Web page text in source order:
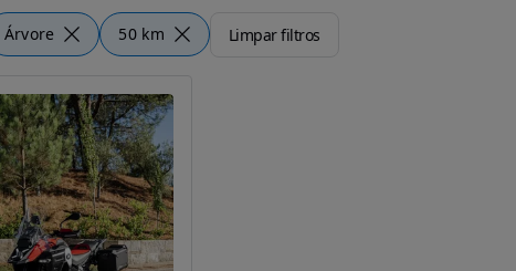
Árvore 50 km Limpar filtros